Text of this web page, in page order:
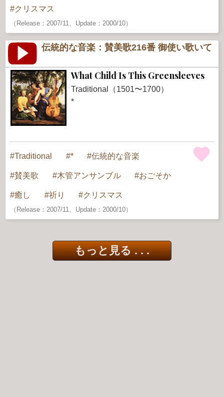
クリスマス
（Release：2007/11、Update：2000/10）
伝統的な音楽：賛美歌216番 御使い歌いて
What Child Is This Greensleeves
Traditional（1501〜1700）
*
Traditional * 伝統的な音楽
賛美歌 木管アンサンブル おごそか
癒し 祈り クリスマス
（Release：2007/11、Update：2000/10）
もっと見る . . .